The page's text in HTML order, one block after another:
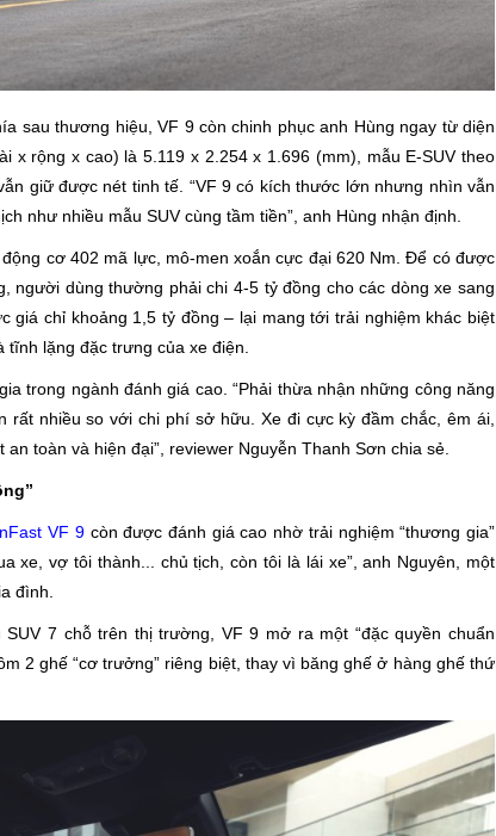
sau thương hiệu, VF 9 còn chinh phục anh Hùng ngay từ diện
x rộng x cao) là 5.119 x 2.254 x 1.696 (mm), mẫu E-SUV theo
giữ được nét tinh tế. “VF 9 có kích thước lớn nhưng nhìn vẫn
như nhiều mẫu SUV cùng tầm tiền”, anh Hùng nhận định.
cơ 402 mã lực, mô-men xoắn cực đại 620 Nm. Để có được
người dùng thường phải chi 4-5 tỷ đồng cho các dòng xe sang
giá chỉ khoảng 1,5 tỷ đồng – lại mang tới trải nghiệm khác biệt
lặng đặc trưng của xe điện.
trong ngành đánh giá cao. “Phải thừa nhận những công năng
nhiều so với chi phí sở hữu. Xe đi cực kỳ đầm chắc, êm ái,
toàn và hiện đại”, reviewer Nguyễn Thanh Sơn chia sẻ.
VF 9còn được đánh giá cao nhờ trải nghiệm “thương gia”
xe, vợ tôi thành... chủ tịch, còn tôi là lái xe”, anh Nguyên, một
đình.
7 chỗ trên thị trường, VF 9 mở ra một “đặc quyền chuẩn
2 ghế “cơ trưởng” riêng biệt, thay vì băng ghế ở hàng ghế thứ